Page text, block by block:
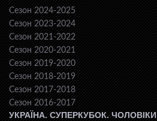
Сезон 2024-2025
Сезон 2023-2024
Сезон 2021-2022
Сезон 2020-2021
Сезон 2019-2020
Сезон 2018-2019
Сезон 2017-2018
Сезон 2016-2017
УКРАЇНА. СУПЕРКУБОК. ЧОЛОВІКИ